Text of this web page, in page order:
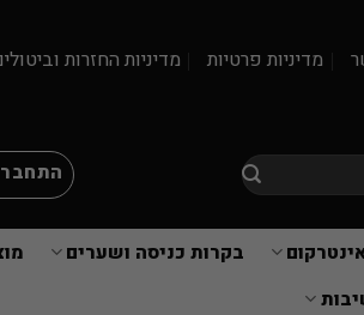
מדיניות פרטיות מדיניות החזרות
בקרות כניסה ושערים